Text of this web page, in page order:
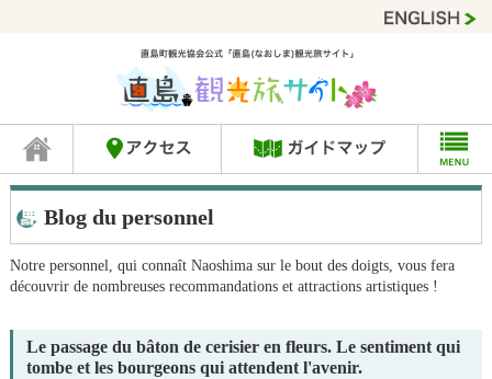
Blog du personnel
Notre personnel, qui connaît Naoshima sur le bout des doigts, vous fera
découvrir de nombreuses recommandations et attractions artistiques !
Le passage du bâton de cerisier en fleurs. Le sentiment qui
tombe et les bourgeons qui attendent l'avenir.